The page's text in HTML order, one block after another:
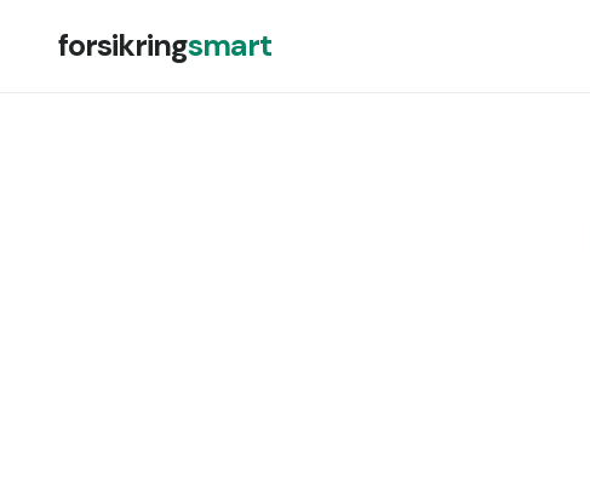
forsikringsmart